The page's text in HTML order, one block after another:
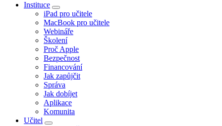
Instituce
iPad pro učitele
MacBook pro učitele
Webináře
Školení
Proč Apple
Bezpečnost
Financování
Jak zapůjčit
Správa
Jak dobíjet
Aplikace
Komunita
Učitel